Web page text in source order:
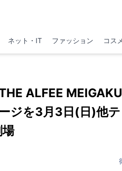
ネット・IT ファッション コス
ALFEE
ジを3月3日(日)他